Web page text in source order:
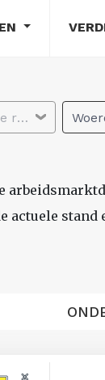
Selecteer economische regio
actuele stand